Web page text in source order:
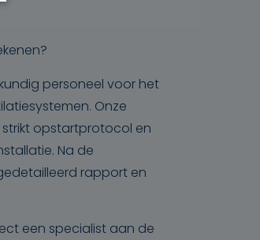
personeel voor het
Onze
opstartprotocol en
Na de
rapport en
een specialist aan de